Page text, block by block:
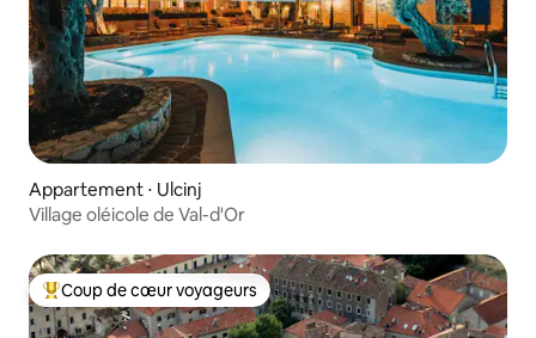
Appartement ⋅ Ulcinj
Village oléicole de Val-d'Or
Coups de cœur voyageurs les plus appréciés
Coup de cœur voyageurs